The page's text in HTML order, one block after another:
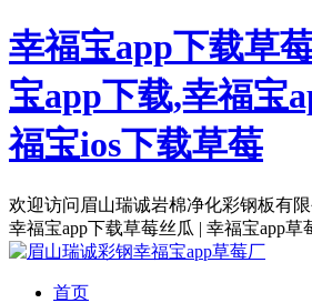
幸福宝app下载草
宝app下载,幸福宝
福宝ios下载草莓
欢迎访问眉山瑞诚岩棉净化彩钢板有限公
幸福宝app下载草莓丝瓜 | 幸福宝app草
首页